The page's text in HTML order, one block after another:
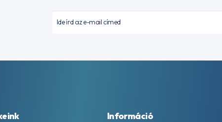
Információ